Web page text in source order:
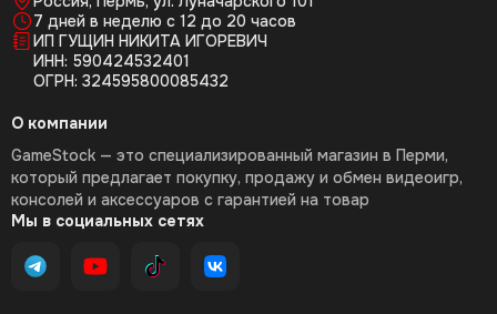
7 дней в неделю с 12 до 20 часов
ИП ГУЩИН НИКИТА ИГОРЕВИЧ
ИНН: 590424532401
ОГРН: 324595800085432
О компании
GameStock — это специализированный магазин в Перми,
который предлагает покупку, продажу и обмен видеоигр,
консолей и аксессуаров с гарантией на товар
Мы в социальных сетях